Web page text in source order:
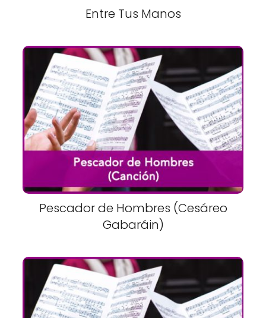
Entre Tus Manos
Pescador de Hombres (Cesáreo
Gabaráin)